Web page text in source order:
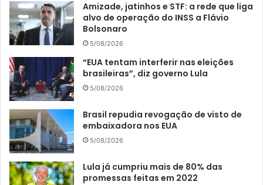
Amizade, jatinhos e STF: a rede que liga
alvo de operação do INSS a Flávio
Bolsonaro
5/08/2026
“EUA tentam interferir nas eleições
brasileiras”, diz governo Lula
5/08/2026
Brasil repudia revogação de visto de
embaixadora nos EUA
5/08/2026
Lula já cumpriu mais de 80% das
promessas feitas em 2022